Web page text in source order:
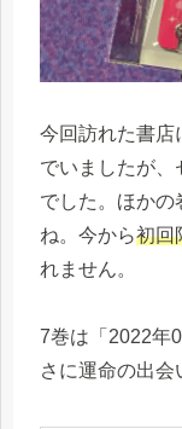
今回訪れた書店
でいましたが、
でした。ほかの
ね。今から初回
れません。
7巻は「2022年
さに運命の出会